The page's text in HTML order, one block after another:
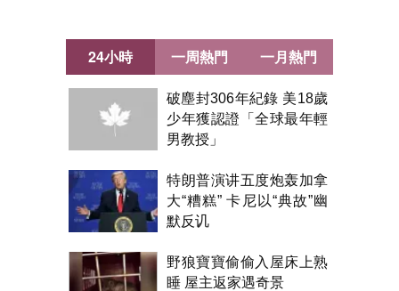
24小時
破塵封306年紀錄 美18歲
少年獲認證「全球最年輕
男教授」
特朗普演讲五度炮轰加拿
大“糟糕” 卡尼以“典故”幽
默反讥
野狼寶寶偷偷入屋床上熟
睡 屋主返家遇奇景
一周熱門 一月熱門